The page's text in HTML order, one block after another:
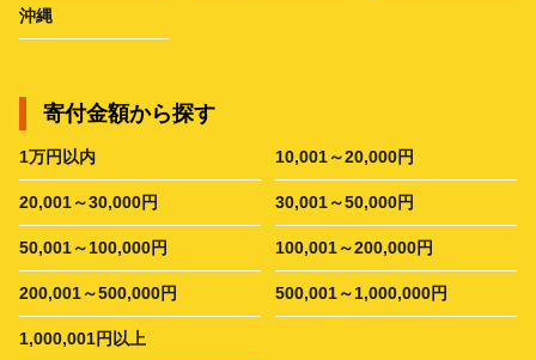
沖縄
寄付金額から探す
1万円以内 10,001～20,000円
20,001～30,000円 30,001～50,000円
50,001～100,000円 100,001～200,000円
200,001～500,000円 500,001～1,000,000円
1,000,001円以上